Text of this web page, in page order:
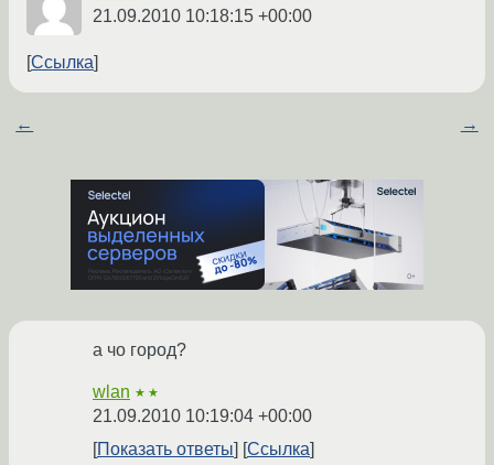
21.09.2010 10:18:15 +00:00
Ссылка
← →
а чо город?
wlan ★★
21.09.2010 10:19:04 +00:00
Показать ответы
Ссылка